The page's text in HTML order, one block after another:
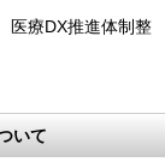
医療DX推進体制整
いて